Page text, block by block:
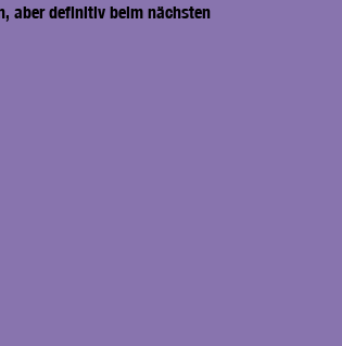
aber definitiv beim nächsten